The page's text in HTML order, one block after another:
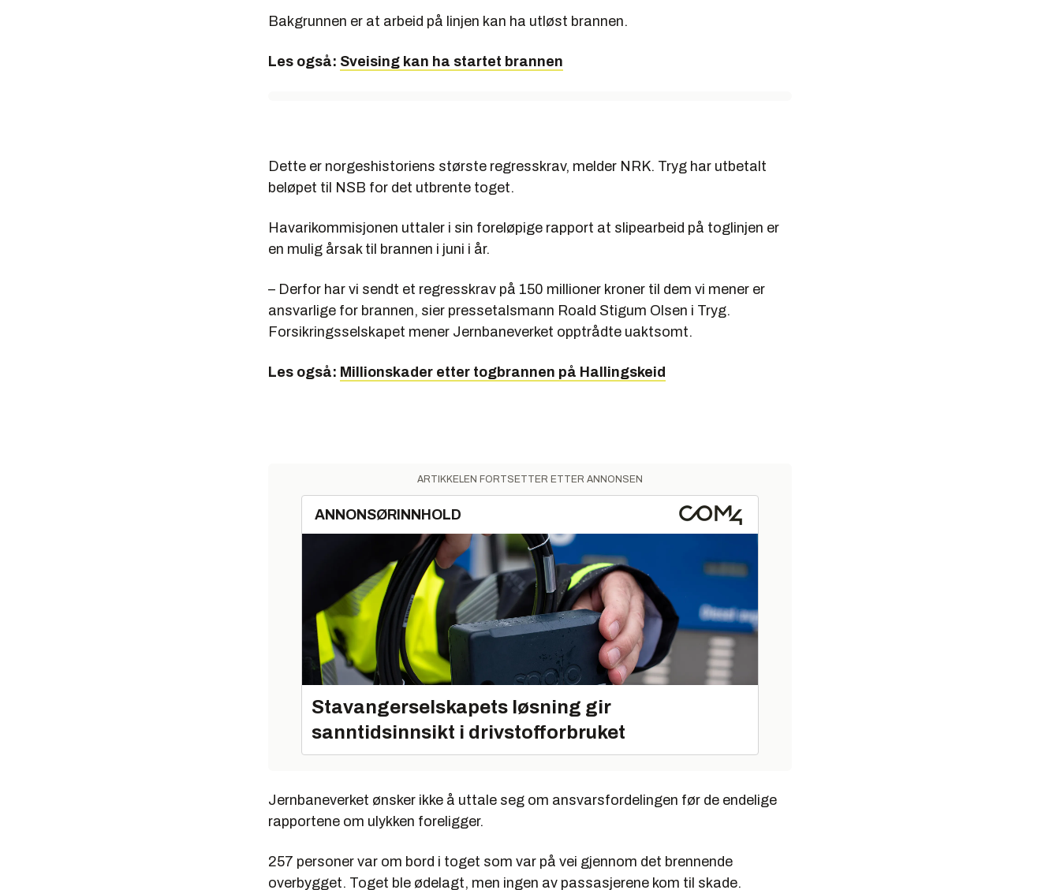
Bakgrunnen er at arbeid på linjen kan ha utløst brannen.
Les også: Sveising kan ha startet brannen
Dette er norgeshistoriens største regresskrav, melder NRK. Tryg har utbetalt
beløpet til NSB for det utbrente toget.
Havarikommisjonen uttaler i sin foreløpige rapport at slipearbeid på toglinjen er
en mulig årsak til brannen i juni i år.
– Derfor har vi sendt et regresskrav på 150 millioner kroner til dem vi mener er
ansvarlige for brannen, sier pressetalsmann Roald Stigum Olsen i Tryg.
Forsikringsselskapet mener Jernbaneverket opptrådte uaktsomt.
Les også: Millionskader etter togbrannen på Hallingskeid
ARTIKKELEN FORTSETTER ETTER ANNONSEN
ANNONSØRINNHOLD
Stavangerselskapets løsning gir
sanntidsinnsikt i drivstofforbruket
Jernbaneverket ønsker ikke å uttale seg om ansvarsfordelingen før de endelige
rapportene om ulykken foreligger.
257 personer var om bord i toget som var på vei gjennom det brennende
overbygget. Toget ble ødelagt, men ingen av passasjerene kom til skade.